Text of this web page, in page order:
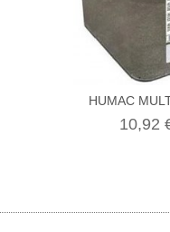
HUMAC
10,92